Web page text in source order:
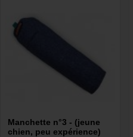
Manchette n°3 - (jeune
chien, peu expérience)